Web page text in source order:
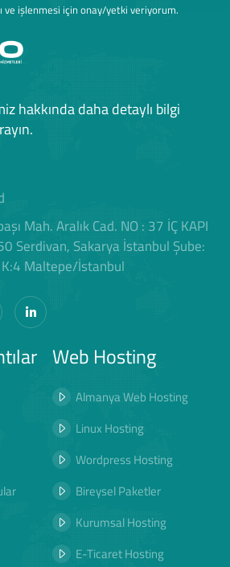
ve işlenmesi için onay/yetki veriyorum.
hakkında daha detaylı bilgi
Mah. Aralık Cad. NO : 37 İÇ KAPI
Serdivan, Sakarya İstanbul Şube:
Maltepe/İstanbul
Web Hosting
Almanya Web Hosting
Linux Hosting
Wordpress Hosting
Bireysel Paketler
Kurumsal Hosting
E-Ticaret Hosting